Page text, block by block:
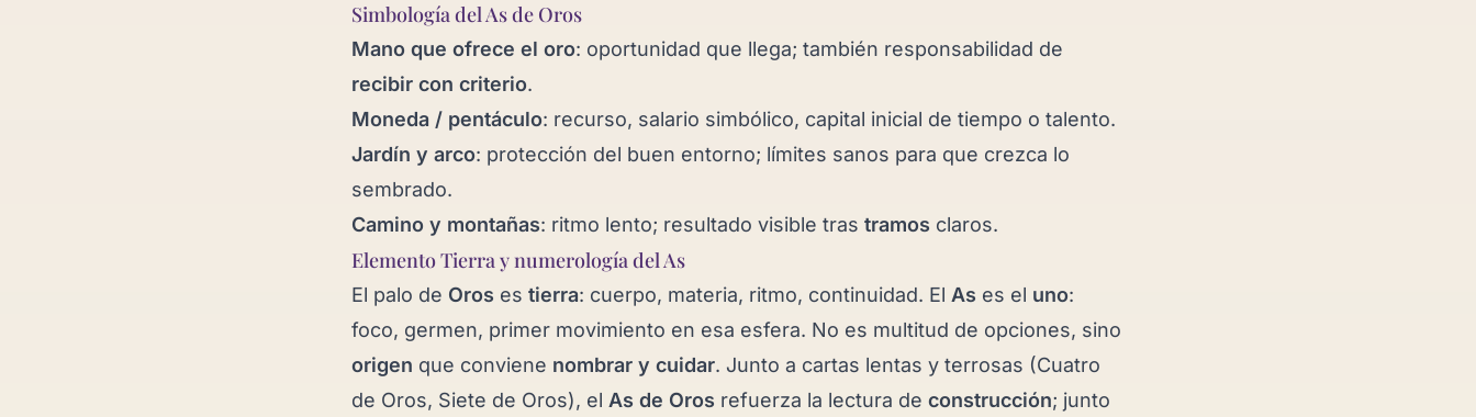
Simbología del As de Oros
Mano que ofrece el oro: oportunidad que llega; también responsabilidad de
recibir con criterio.
Moneda / pentáculo: recurso, salario simbólico, capital inicial de tiempo o talento.
Jardín y arco: protección del buen entorno; límites sanos para que crezca lo
sembrado.
Camino y montañas: ritmo lento; resultado visible tras tramos claros.
Elemento Tierra y numerología del As
El palo de Oros es tierra: cuerpo, materia, ritmo, continuidad. El As es el uno:
foco, germen, primer movimiento en esa esfera. No es multitud de opciones, sino
origen que conviene nombrar y cuidar. Junto a cartas lentas y terrosas (Cuatro
de Oros, Siete de Oros), el As de Oros refuerza la lectura de construcción; junto